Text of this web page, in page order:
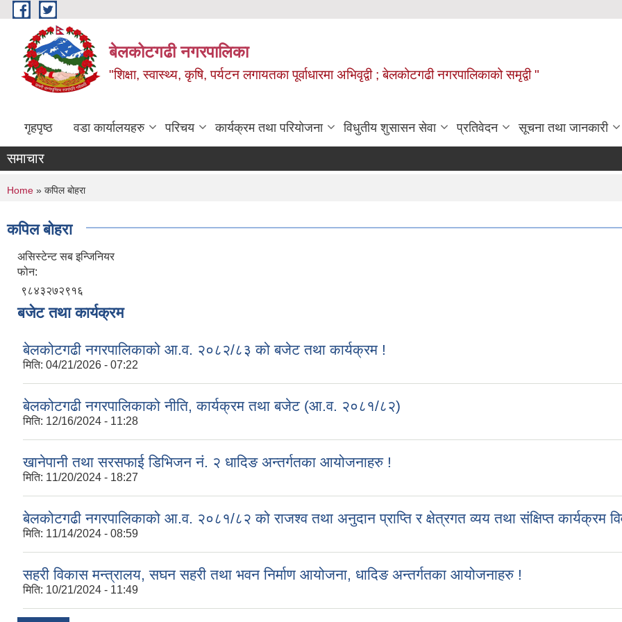
Skip to main content
बेलकोटगढी नगरपालिका
"शिक्षा, स्वास्थ्य, कृषि, पर्यटन लगायतका पूर्वाधारमा अभिवृद्वी ; बेलकोटगढी नगरपालिकाको समृद्वी "
गृहपृष्ठ वडा कार्यालयहरु परिचय कार्यक्रम तथा परियोजना विधुतीय शुसासन सेवा प्रतिवेदन सूचना तथा जानकारी
समाचार
You are here
Home » कपिल बोहरा
कपिल बोहरा
असिस्टेन्ट सब इन्जिनियर
फोन:
९८४३२७२९१६
बजेट तथा कार्यक्रम
बेलकोटगढी नगरपालिकाको आ.व. २०८२/८३ को बजेट तथा कार्यक्रम !
मिति: 04/21/2026 - 07:22
बेलकोटगढी नगरपालिकाको नीति, कार्यक्रम तथा बजेट (आ.व. २०८१/८२)
मिति: 12/16/2024 - 11:28
खानेपानी तथा सरसफाई डिभिजन नं. २ धादिङ अन्तर्गतका आयोजनाहरु !
मिति: 11/20/2024 - 18:27
बेलकोटगढी नगरपालिकाको आ.व. २०८१/८२ को राजश्व तथा अनुदान प्राप्ति र क्षेत्रगत व्यय तथा संक्षिप्त कार्यक्रम
मिति: 11/14/2024 - 08:59
सहरी विकास मन्त्रालय, सघन सहरी तथा भवन निर्माण आयोजना, धादिङ अन्तर्गतका आयोजनाहरु !
मिति: 10/21/2024 - 11:49